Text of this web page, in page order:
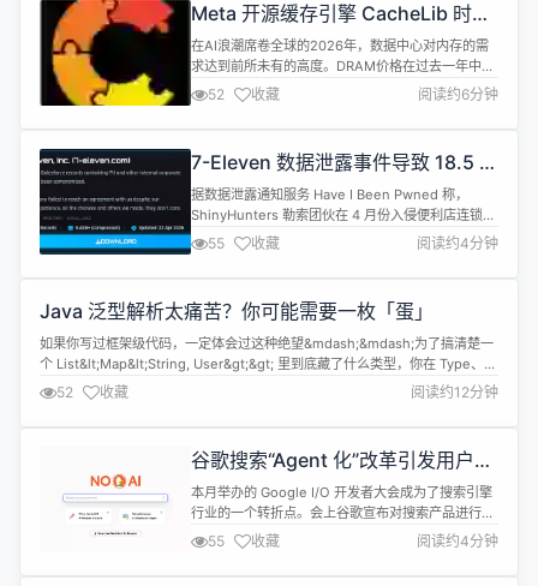
作、国际化&quot;核心战略布局...
Meta 开源缓存引擎 CacheLib 时隔
两年重磅更新，应对 AI 时代 DRAM
价格暴涨
在AI浪潮席卷全球的2026年，数据中心对内存的需
求达到前所未有的高度。DRAM价格在过去一年中暴
涨超过200%，这让许多依赖大内存缓存的服务面临
巨大成本压力。正是在这样的背景下，Meta（原
Facebook）的开源缓存引擎CacheLib在沉寂两年
部开发的C++缓存库，2021年正式开源。它的设计...
52 收藏 阅读约6分钟
7-Eleven 数据泄露事件导致 18.5 万
个人信息泄露
据数据泄露通知服务 Have I Been Pwned 称，
ShinyHunters 勒索团伙在 4 月份入侵便利店连锁巨
头 7-Eleven 的系统后，窃取了超过 183,000 人的
个人信息。 7-Eleven 成立于 1927 年，目前在全球
运营、特许经营和授权经营超过 86,000 家门店，其
55 收藏 阅读约4分钟
Java 泛型解析太痛苦？你可能需要一枚「蛋」
如果你写过框架级代码，一定体会过这种绝望&mdash;&mdash;为了搞清楚一
个 List&lt;Map&lt;String, User&gt;&gt; 里到底藏了什么类型，你在 Type、
ParameterizedType、TypeVariable 的迷宫里绕了两个小时，最后写出一堆
自己第二天都看不懂的反射代码。 一枚「蛋」的诞生 EggG 是一个 Ja...
52 收藏 阅读约12分钟
谷歌搜索“Agent 化”改革引发用户逃
离，DuckDuckGo 安装量飙升 30%
本月举办的 Google I/O 开发者大会成为了搜索引擎
行业的一个转折点。会上谷歌宣布对搜索产品进行大
幅调整，用 AI Agent 取代传统的蓝色链接列表，这
一决定在随后几天引发了用户的强烈反弹。当地时间
5月20日至25日，主打隐私和简洁体验的
55 收藏 阅读约4分钟